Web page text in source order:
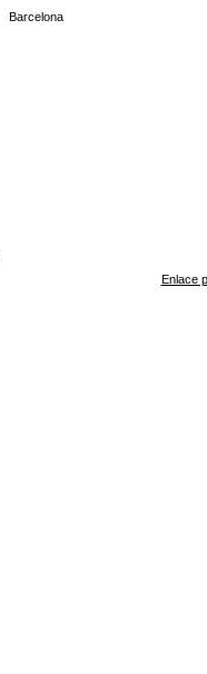
Barcelona
Enlace